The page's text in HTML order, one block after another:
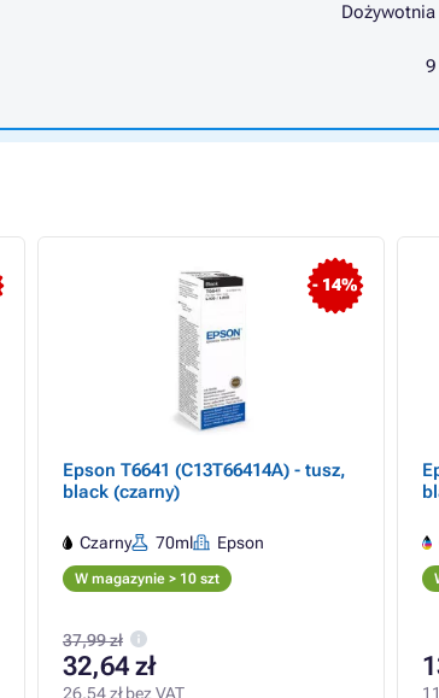
Dożywotnia
9
- 14%
Epson T6641 (C13T66414A) - tusz,
black (czarny)
Czarny 70ml Epson
W magazynie > 10 szt
37,99 zł
32,64 zł
26,54 zł bez VAT